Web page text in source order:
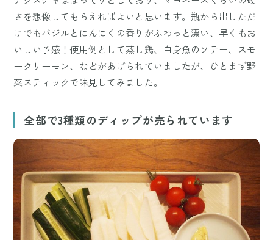
さを想像してもらえればよいと思います。瓶から出しただ
けでもバジルとにんにくの香りがふわっと漂い、早くもお
いしい予感！使用例として蒸し鶏、白身魚のソテー、スモ
ークサーモン、などがあげられていましたが、ひとまず野
菜スティックで味見してみました。
全部で3種類のディップが売られています